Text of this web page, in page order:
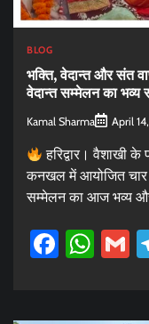
BLOG
भक्ति, वेदान्त और संत
वेदान्त सम्मेलन का भव्य
Kamal Sharma April
हरिद्वार। वैशाखी के
कनखल में आयोजित चार
सम्मेलन का आज भव्य